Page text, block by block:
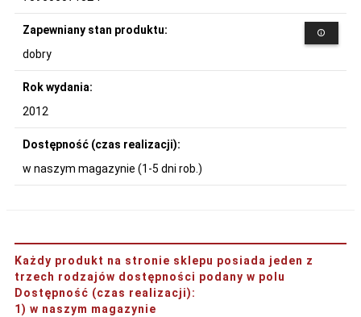
Zapewniany stan produktu:
dobry
Rok wydania:
2012
Dostępność (czas realizacji):
w naszym magazynie (1-5 dni rob.)
Każdy produkt na stronie sklepu posiada jeden z
trzech rodzajów dostępności podany w polu
Dostępność (czas realizacji):
1) w naszym magazynie